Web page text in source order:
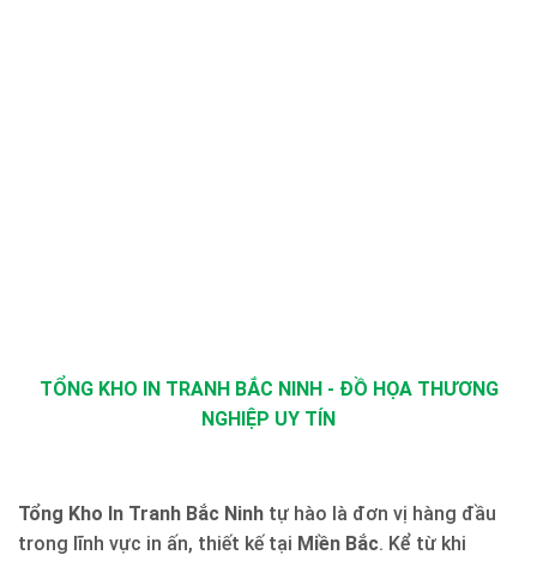
TỔNG KHO IN TRANH BẮC NINH - ĐỒ HỌA THƯƠNG
NGHIỆP UY TÍN
Tổng Kho In Tranh Bắc Ninh tự hào là đơn vị hàng đầu
trong lĩnh vực in ấn, thiết kế tại Miền Bắc. Kể từ khi